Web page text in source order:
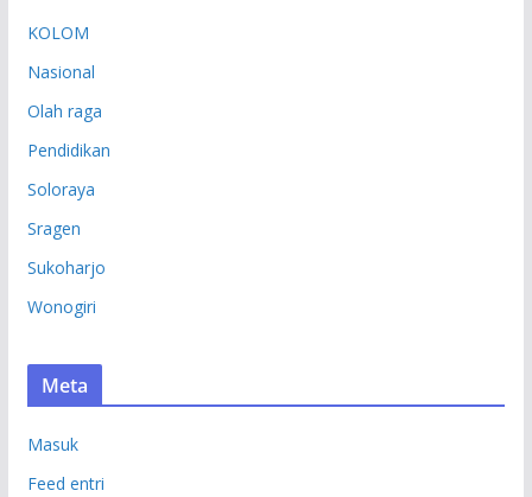
KOLOM
Nasional
Olah raga
Pendidikan
Soloraya
Sragen
Sukoharjo
Wonogiri
Meta
Masuk
Feed entri